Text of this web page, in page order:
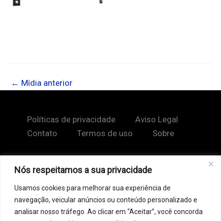
Nós respeitamos a sua privacidade
Usamos cookies para melhorar sua experiência de
navegação, veicular anúncios ou conteúdo personalizado e
analisar nosso tráfego. Ao clicar em “Aceitar”, você concorda
← Mídia anterior
Políticas de privacidade
Aviso Legal
Contato
Termos de uso Sobre
Ao acessar este site, você concorda com nossos
Termos de Uso e Política de Privacidade. Este site